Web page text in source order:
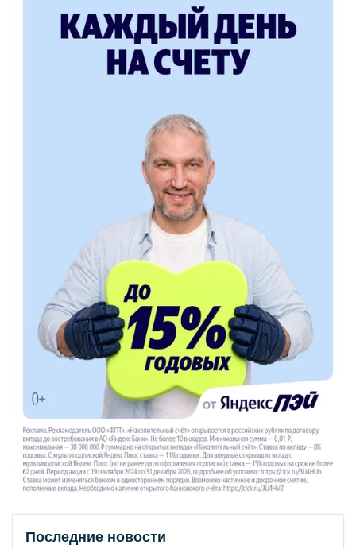
Последние новости